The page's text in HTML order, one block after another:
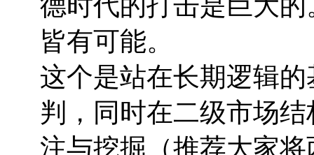
皆有可能。
这个是站在长期逻辑
判，同时在二级市场
注与挖掘（推荐大家